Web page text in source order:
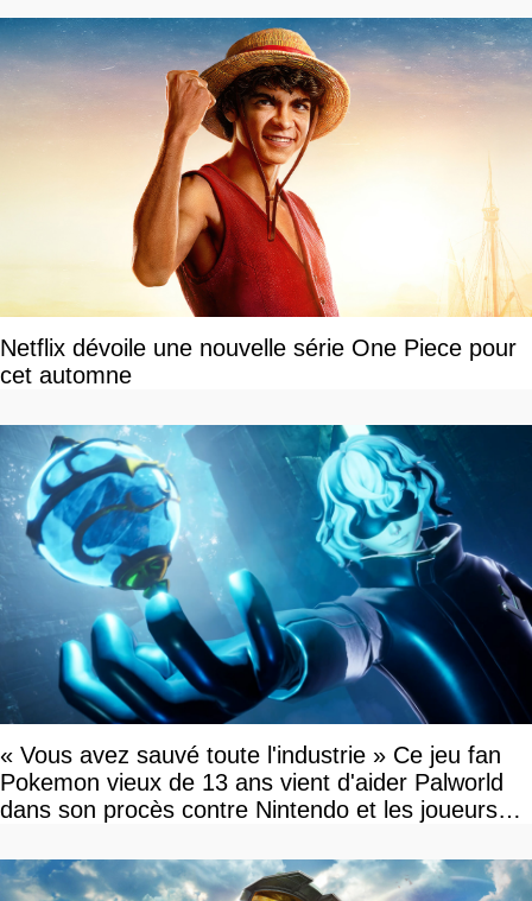
Netflix dévoile une nouvelle série One Piece pour
cet automne
« Vous avez sauvé toute l'industrie » Ce jeu fan
Pokemon vieux de 13 ans vient d'aider Palworld
dans son procès contre Nintendo et les joueurs